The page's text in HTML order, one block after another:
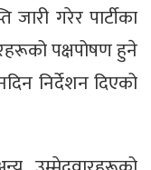
जारी गरेर पार्टीका
पक्षपोषण हुने
निर्देशन दिएको